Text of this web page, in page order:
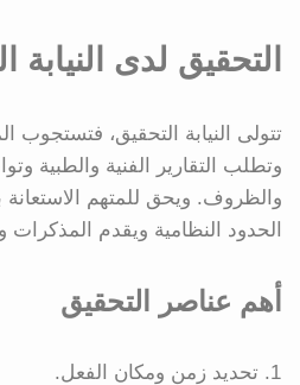
التحقيق لدى النيابة
تتولى النيابة التحقيق، فتستجوب
وتطلب التقارير الفنية والطبية
والظروف. ويحق للمتهم
الحدود النظامية ويقدم المذكرات
أهم عناصر التحقيق
تحديد زمن ومكان الفعل.